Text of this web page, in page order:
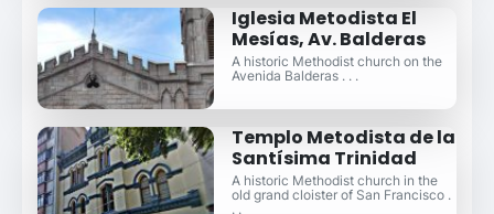
Iglesia Metodista El
Mesías, Av. Balderas
A historic Methodist church on the
Avenida Balderas . . .
Templo Metodista de la
Santísima Trinidad
A historic Methodist church in the
old grand cloister of San Francisco .
. .